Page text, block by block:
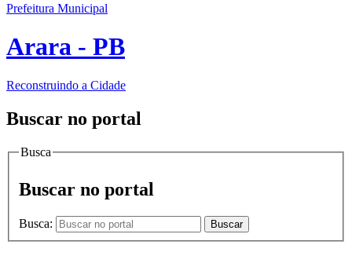
Prefeitura Municipal
Arara - PB
Reconstruindo a Cidade
Buscar no portal
Busca
Buscar no portal
Busca: Buscar